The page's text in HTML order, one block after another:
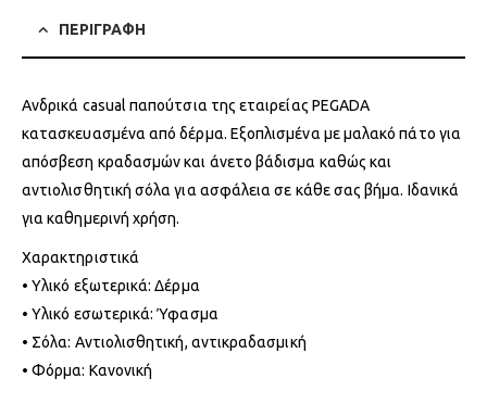
ΠΕΡΙΓΡΑΦΗ
Ανδρικά casual παπούτσια της εταιρείας PEGADA
κατασκευασμένα από δέρμα. Εξοπλισμένα με μαλακό πάτο για
απόσβεση κραδασμών και άνετο βάδισμα καθώς και
αντιολισθητική σόλα για ασφάλεια σε κάθε σας βήμα. Ιδανικά
για καθημερινή χρήση.
Χαρακτηριστικά
• Υλικό εξωτερικά: Δέρμα
• Υλικό εσωτερικά: Ύφασμα
• Σόλα: Αντιολισθητική, αντικραδασμική
• Φόρμα: Κανονική